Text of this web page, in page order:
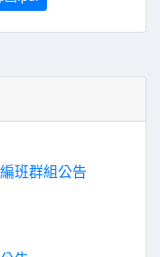
班群組公告